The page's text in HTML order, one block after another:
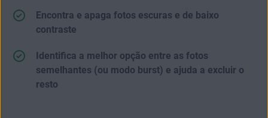
Encontra e apaga fotos escuras e de baixo
contraste
Identifica a melhor opção entre as fotos
semelhantes (ou modo burst) e ajuda a excluir o
resto